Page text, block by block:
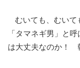
むいても、むいて
「タマネギ男」と
は大丈夫なのか！